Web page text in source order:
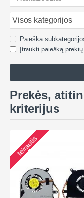
Paieška
Įtraukti paiešką
Prekės,
kriterijus
teirautis